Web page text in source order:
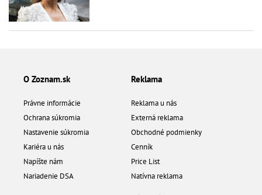
O Zoznam.sk
Právne informácie
Ochrana súkromia
Nastavenie súkromia
Kariéra u nás
Napíšte nám
Nariadenie DSA
Reklama
Reklama u nás
Externá reklama
Obchodné podmienky
Cenník
Price List
Natívna reklama